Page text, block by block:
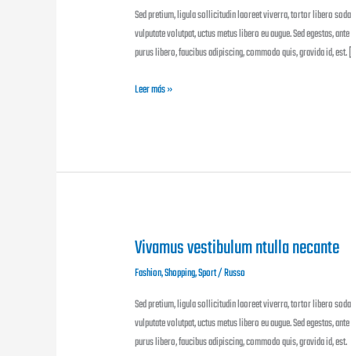
Sed pretium, ligula sollicitudin laoreet viverra, tortor libero
vulputate volutpat, uctus metus libero eu augue. Sed egestas,
purus libero, faucibus adipiscing, commodo quis, gravida id,
Shoes
&
Bags
Leer más »
Vivamus vestibulum ntulla necante
Fashion,Shopping,Sport/Russo
Sed pretium, ligula sollicitudin laoreet viverra, tortor libero
vulputate volutpat, uctus metus libero eu augue. Sed egestas,
purus libero, faucibus adipiscing, commodo quis, gravida id, est.
Vivamus
ntulla
necante